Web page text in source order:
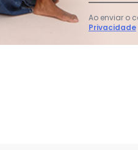
Ao enviar o
Privacidade